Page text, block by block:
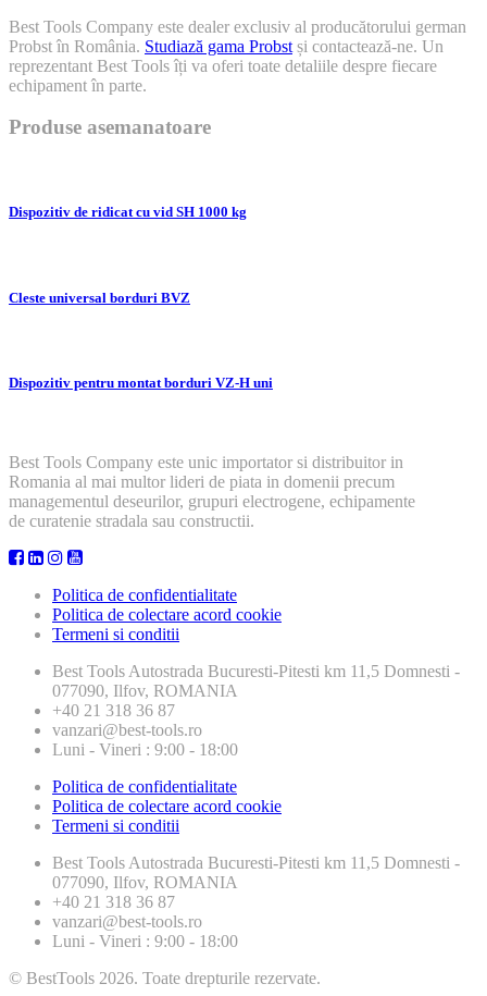
Best Tools Company este dealer exclusiv al producătorului german
Probst în România. Studiază gama Probst și contactează-ne. Un
reprezentant Best Tools îți va oferi toate detaliile despre fiecare
echipament în parte.
Produse asemanatoare
Dispozitiv de ridicat cu vid SH 1000 kg
Cleste universal borduri BVZ
Dispozitiv pentru montat borduri VZ-H uni
Best Tools Company este unic importator si distribuitor in
Romania al mai multor lideri de piata in domenii precum
managementul deseurilor, grupuri electrogene, echipamente
de curatenie stradala sau constructii.
Politica de confidentialitate
Politica de colectare acord cookie
Termeni si conditii
Best Tools Autostrada Bucuresti-Pitesti km 11,5 Domnesti -
077090, Ilfov, ROMANIA
+40 21 318 36 87
vanzari@best-tools.ro
Luni - Vineri : 9:00 - 18:00
Politica de confidentialitate
Politica de colectare acord cookie
Termeni si conditii
Best Tools Autostrada Bucuresti-Pitesti km 11,5 Domnesti -
077090, Ilfov, ROMANIA
+40 21 318 36 87
vanzari@best-tools.ro
Luni - Vineri : 9:00 - 18:00
© BestTools 2026. Toate drepturile rezervate.